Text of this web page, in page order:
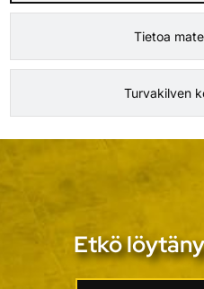
Tietoa
Turvakilven
Etkö